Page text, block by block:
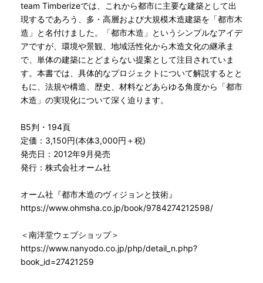
team Timberizeでは、これから都市に主要な建築として出
現するであろう、多・高層および大規模木造建築を「都市木
造」と名付けました。「都市木造」というシンプルなアイデ
アですが、環境や景観、地域活性化から木造文化の継承ま
で、単体の建築にとどまらない提案として注目されていま
す。本書では、具体的なプロジェクトについて解説するとと
もに、法規や構造、歴史、材料などあらゆる角度から「都市
木造」の実現化について深く迫ります。
B5判・194頁
定価：3,150円(本体3,000円＋税)
発売日：2012年9月発売
発行：株式会社オーム社
オーム社『都市木造のヴィジョンと技術』
https://www.ohmsha.co.jp/book/9784274212598/
＜南洋堂ウェブショップ＞
https://www.nanyodo.co.jp/php/detail_n.php?
book_id=27421259